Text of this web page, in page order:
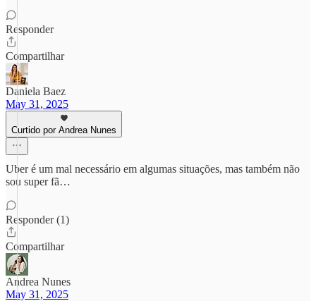
Responder
Compartilhar
Daniela Baez
May 31, 2025
Curtido por Andrea Nunes
Uber é um mal necessário em algumas situações, mas também não
sou super fã…
Responder (1)
Compartilhar
Andrea Nunes
May 31, 2025